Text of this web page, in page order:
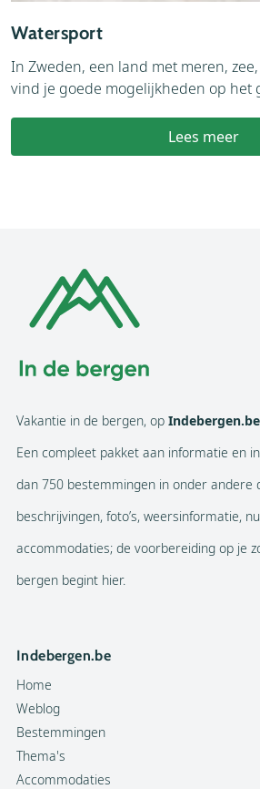
Watersport
In Zweden, een land met meren,
vind je goede mogelijkheden op het
Lees meer
Vakantie in de bergen, op Indebergen.be
Een compleet pakket aan informatie en
dan 750 bestemmingen in onder andere
beschrijvingen, foto’s, weersinformatie,
accommodaties; de voorbereiding op je
bergen begint hier.
Indebergen.be
Home
Weblog
Bestemmingen
Thema's
Accommodaties